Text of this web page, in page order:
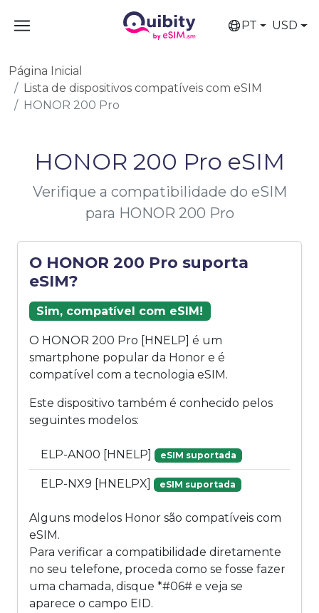
PT USD
Página Inicial
Lista de dispositivos compatíveis com eSIM
HONOR 200 Pro
HONOR 200 Pro eSIM
Verifique a compatibilidade do eSIM
para HONOR 200 Pro
O HONOR 200 Pro suporta
eSIM?
Sim, compatível com eSIM!
O HONOR 200 Pro [HNELP] é um
smartphone popular da Honor e é
compatível com a tecnologia eSIM.
Este dispositivo também é conhecido pelos
seguintes modelos:
ELP-AN00 [HNELP] eSIM suportada
ELP-NX9 [HNELPX] eSIM suportada
Alguns modelos Honor são compatíveis com
eSIM.
Para verificar a compatibilidade diretamente
no seu telefone, proceda como se fosse fazer
uma chamada, disque *#06# e veja se
aparece o campo EID.